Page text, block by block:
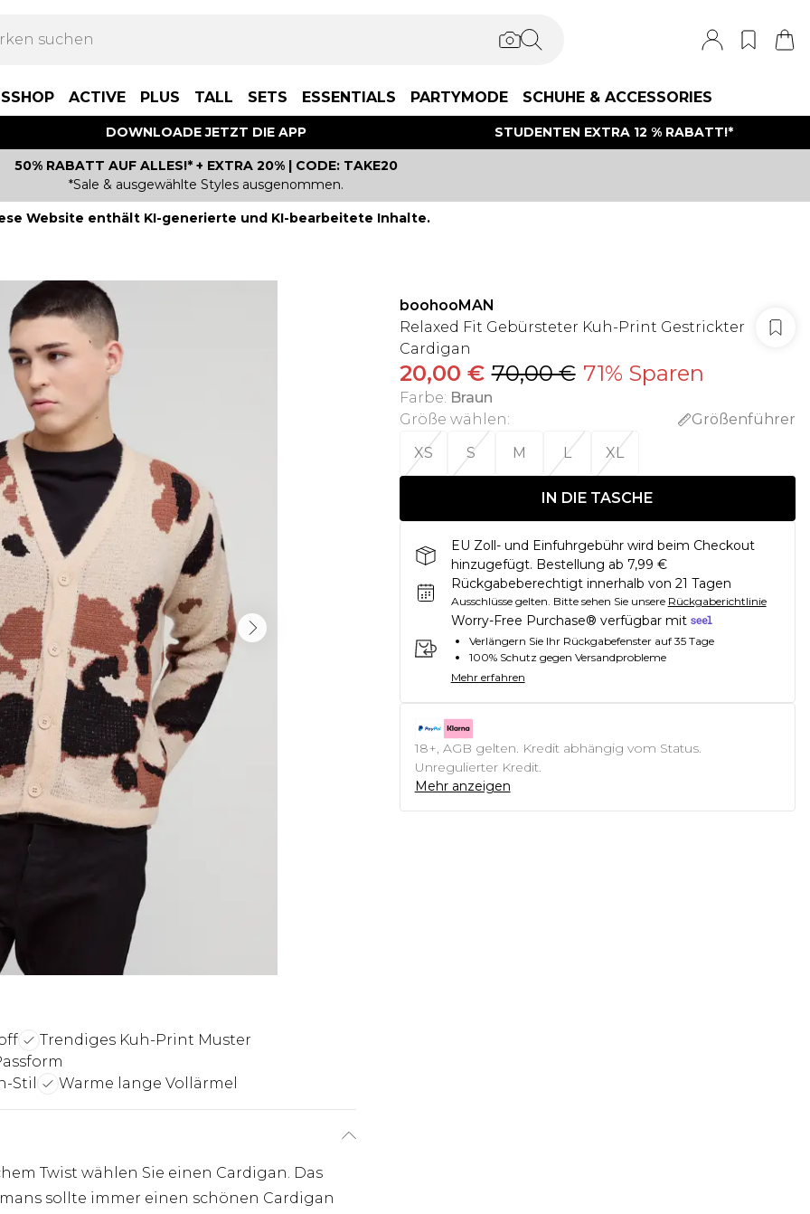
ACTIVE PLUS TALL SETS ESSENTIALS PARTYMODE SCHUHE & ACCESSORIES
DOWNLOADE JETZT DIE APP STUDENTEN EXTRA 12 % RABATT!*
50% RABATT AUF ALLES!* + EXTRA 20% | CODE: TAKE20
*Sale & ausgewählte Styles ausgenommen.
Website enthält KI-generierte und KI-bearbeitete Inhalte.
Trendiges Kuh-Print Muster
Stil
Warme lange Vollärmel
Twist wählen Sie einen Cardigan. Das
sollte immer einen schönen Cardigan
boohooMAN
Relaxed Fit Gebürsteter Kuh-Print Gestrickter
Cardigan
20,00 € 70,00 € 71% Sparen
Farbe: Braun
Größe wählen:
Größenführer
XS
S M L XL
IN DIE TASCHE
EU Zoll- und Einfuhrgebühr wird beim Checkout
hinzugefügt. Bestellung ab 7,99 €
Rückgabeberechtigt innerhalb von 21 Tagen
Ausschlüsse gelten. Bitte sehen Sie unsere Rückgaberichtlinie
Worry-Free Purchase® verfügbar mit
Verlängern Sie Ihr Rückgabefenster auf 35 Tage
100% Schutz gegen Versandprobleme
Mehr erfahren
18+, AGB gelten. Kredit abhängig vom Status.
Unregulierter Kredit.
Mehr anzeigen